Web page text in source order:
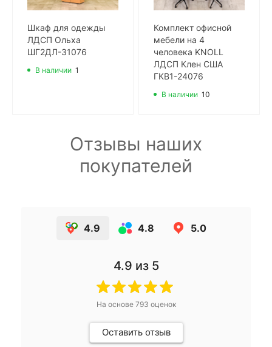
Шкаф для одежды
ЛДСП Ольха
ШГ2ДЛ-31076
В наличии 1
Комплект офисной
мебели на 4
человека KNOLL
ЛДСП Клен США
ГКВ1-24076
В наличии 10
Отзывы наших
покупателей
4.9 4.8 5.0
4.9 из 5
На основе 793 оценок
Оставить отзыв